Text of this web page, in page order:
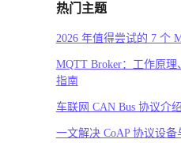
热门主题
2026 年值得尝试的 7 个
MQTT Broker：工作原理
指南
车联网 CAN Bus 协议介
一文解决 CoAP 协议设